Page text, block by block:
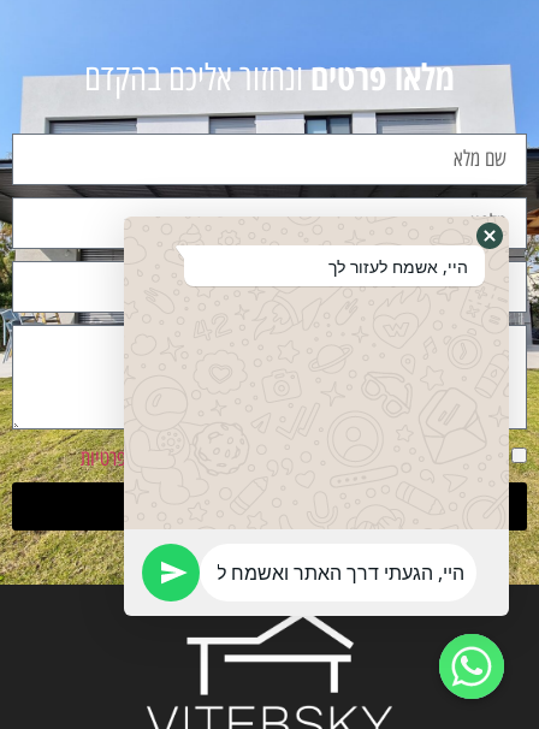
מלאו פרטיםונחזור אליכם בהקדם
למדיניות פרטיות
היי, אשמח לעזור לך